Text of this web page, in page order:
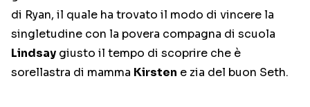
di Ryan, il quale ha trovato il modo di vincere la
singletudine con la povera compagna di scuola
Lindsay giusto il tempo di scoprire che è
sorellastra di mamma Kirsten e zia del buon Seth.